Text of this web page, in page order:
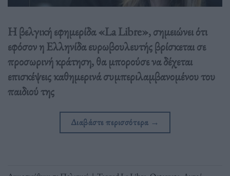
H βελγική εφημερίδα «La Libre», σημειώνει ότι
εφόσον η Ελληνίδα ευρωβουλευτής βρίσκεται σε
προσωρινή κράτηση, θα μπορούσε να δέχεται
επισκέψεις καθημερινά συμπεριλαμβανομένου του
παιδιού της
Διαβάστε περισσότερα →